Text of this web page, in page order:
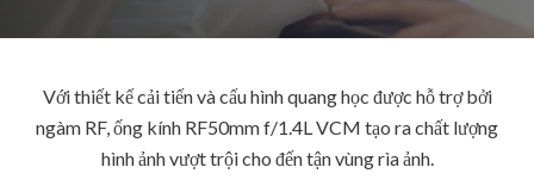
Với thiết kế cải tiến và cấu hình quang học được hỗ trợ bởi
ngàm RF, ống kính RF50mm f/1.4L VCM tạo ra chất lượng
hình ảnh vượt trội cho đến tận vùng rìa ảnh.